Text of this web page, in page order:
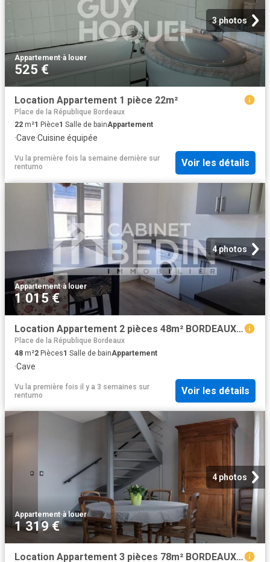
3 photos
Appartement·à louer
525 €
Location Appartement 1 pièce 22m²
Place de la République Bordeaux
22 m²1 Pièce1 Salle de bainAppartement
·Cave·Cuisine équipée
Vu la première fois la semaine dernière sur
rentumo
Voir les détails
4 photos
Appartement·à louer
1 015 €
Location Appartement 2 pièces 48m² BORDEAUX 33000
Place de la République Bordeaux
48 m²2 Pièces1 Salle de bainAppartement
·Cave
Vu la première fois il y a 3 semaines sur
rentumo
Voir les détails
4 photos
Appartement·à louer
1 319 €
Location Appartement 3 pièces 78m² BORDEAUX 33000